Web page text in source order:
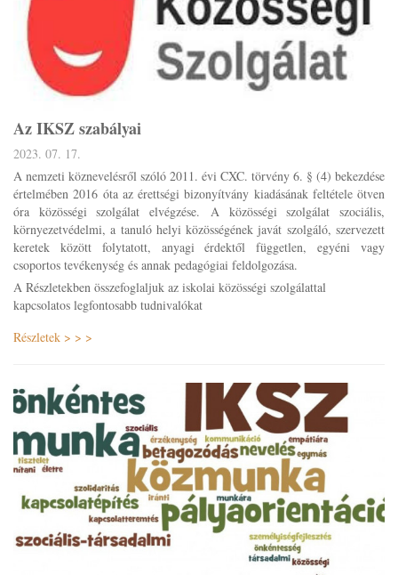
Az IKSZ szabályai
2023. 07. 17.
A nemzeti köznevelésről szóló 2011. évi CXC. törvény 6. § (4) bekezdése
értelmében 2016 óta az érettségi bizonyítvány kiadásának feltétele ötven
óra közösségi szolgálat elvégzése. A közösségi szolgálat szociális,
környezetvédelmi, a tanuló helyi közösségének javát szolgáló, szervezett
keretek között folytatott, anyagi érdektől független, egyéni vagy
csoportos tevékenység és annak pedagógiai feldolgozása.
A Részletekben összefoglaljuk az iskolai közösségi szolgálattal
kapcsolatos legfontosabb tudnivalókat
Részletek > > >